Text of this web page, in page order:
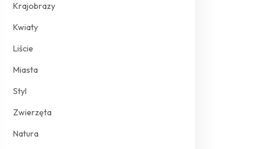
Krajobrazy
Kwiaty
Liście
Miasta
Styl
Zwierzęta
Natura